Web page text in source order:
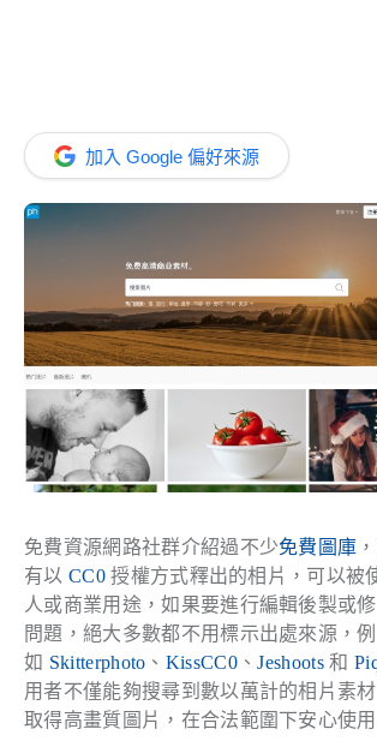
加入 Google 偏好來源
免費資源網路社群介紹過不少免費圖庫
有以 CC0授權方式釋出的相片，可以被
人或商業用途，如果要進行編輯後製或
問題，絕大多數都不用標示出處來源，例
如 Skitterphoto 、 KissCC0 、Jeshoots和
用者不僅能夠搜尋到數以萬計的相片素
取得高畫質圖片，在合法範圍下安心使用